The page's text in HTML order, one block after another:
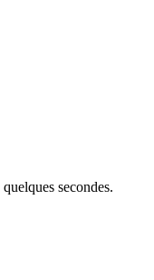
secondes.